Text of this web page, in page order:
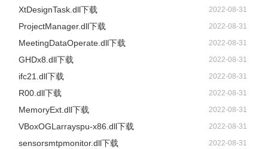
XtDesignTask.dll下载 2022-08-31
ProjectManager.dll下载 2022-08-31
MeetingDataOperate.dll下载 2022-08-31
GHDx8.dll下载 2022-08-31
ifc21.dll下载 2022-08-31
R00.dll下载 2022-08-31
MemoryExt.dll下载 2022-08-31
VBoxOGLarrayspu-x86.dll下载 2022-08-31
sensorsmtpmonitor.dll下载 2022-08-31